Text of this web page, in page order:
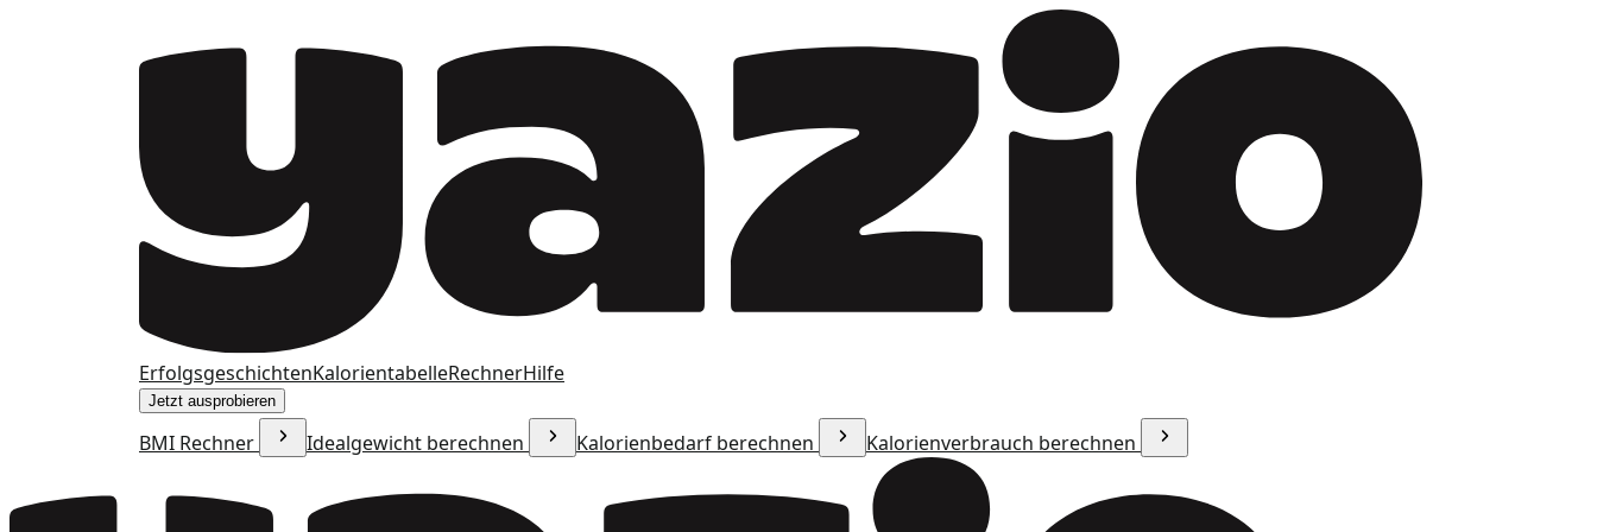
ErfolgsgeschichtenKalorientabelleRechnerHilfe
Jetzt ausprobieren
BMI Rechner Idealgewicht berechnen Kalorienbedarf berechnen Kalorienverbrauch berechnen